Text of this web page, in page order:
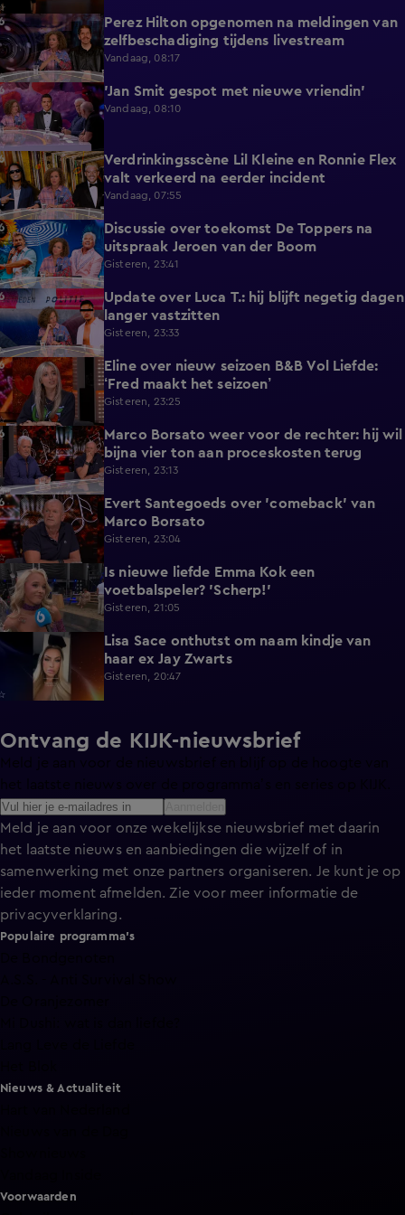
3:42
Perez Hilton opgenomen na meldingen van
zelfbeschadiging tijdens livestream
Vandaag, 08:17
1:42 'Jan Smit gespot met nieuwe vriendin'
Vandaag, 08:10
4:12
Verdrinkingsscène Lil Kleine en Ronnie Flex
valt verkeerd na eerder incident
Vandaag, 07:55
1:48
Discussie over toekomst De Toppers na
uitspraak Jeroen van der Boom
Gisteren, 23:41
1:34
Update over Luca T.: hij blijft negetig dagen
langer vastzitten
Gisteren, 23:33
3:33
Eline over nieuw seizoen B&B Vol Liefde:
‘Fred maakt het seizoen’
Gisteren, 23:25
3:32
Marco Borsato weer voor de rechter: hij wil
bijna vier ton aan proceskosten terug
Gisteren, 23:13
8:57
Evert Santegoeds over 'comeback' van
Marco Borsato
Gisteren, 23:04
0:38
Is nieuwe liefde Emma Kok een
voetbalspeler? 'Scherp!'
Gisteren, 21:05
0:14
Lisa Sace onthutst om naam kindje van
haar ex Jay Zwarts
Gisteren, 20:47
Ontvang de KIJK-nieuwsbrief
Meld je aan voor de nieuwsbrief en blijf op de hoogte van
Meld je aan voor onze wekelijkse nieuwsbrief met daarin
het laatste nieuws en aanbiedingen die wijzelf of in
samenwerking met onze partners organiseren. Je kunt je op
ieder moment afmelden. Zie voor meer informatie de
privacyverklaring.
Populaire programma's
Nieuws & Actualiteit
Voorwaarden